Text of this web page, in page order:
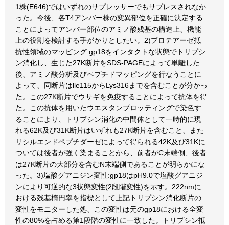
1株(E646)ではいずれのサプレッサーでもサプレスされなか
った。今後、各T4アンバー株の変異部位を正確に決定する
ことによってアンバー部位のアミノ酸残基の構造上、機能
上の役割を検討する手がかりとしたい。2)プロテアーゼ抵
抗性領域のマッピング:gp18をインタクトな状態でトリプシ
ン消化し、生じた27K断片をSDS-PAGEによって単離した
後、アミノ酸分析及びペプチドマッピングを行なうことに
よって、同断片はlle115からLys316までを含むことが分かっ
た。この27K断片でウサギを免疫することによって抗体を得
た。この抗体を用いたウエスタンブロッティングで染色す
ることにより、トリプシン消化の中間体として一時的に現
れる62K及び31K断片はいずれも27K断片を含むこと、また
リシルエンドペプチダーゼによって得られる42K及び31Kに
ついては後者が強く染まることから、前者がC末端側、後者
は27K断片の大部分を含むN末端側であることが明らかにな
った。3)塩酸グアニジン変性:gp18はpH9.0で塩酸グアニジ
ンにより可逆的な3状態変性(2段階変性)を示す。222nmに
おける残基楕円率を指標として上記トリプシン消化断片の
変性をモニターした処、この変性は元のgp18における全変
性の80%を占める第1段階の変性に一致した。トリプシン抵